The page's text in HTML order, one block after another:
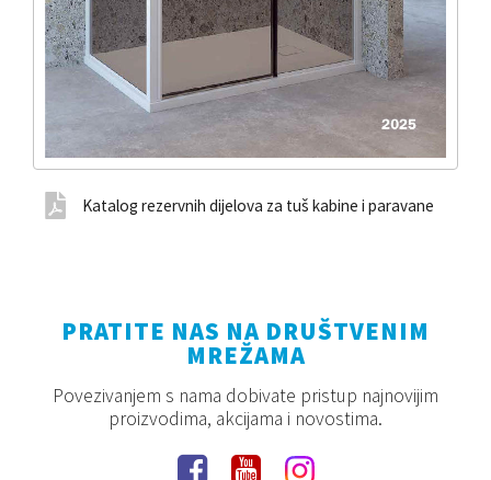
Katalog rezervnih dijelova za tuš kabine i paravane
PRATITE NAS NA DRUŠTVENIM
MREŽAMA
Povezivanjem s nama dobivate pristup najnovijim
proizvodima, akcijama i novostima.